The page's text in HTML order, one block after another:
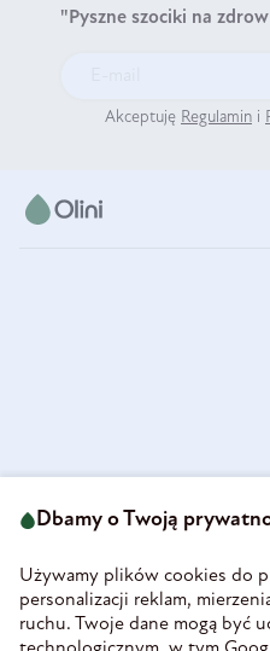
"Pyszne szociki na
Akceptuję Regulamin i
58-160 Świebodzice
REGON 890213034
INFORMACJE
Dbamy o Twoją
Używamy plików cookies do
personalizacji reklam,
ruchu. Twoje dane mogą być